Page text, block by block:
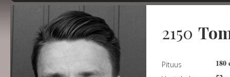
2150
Pituus 180